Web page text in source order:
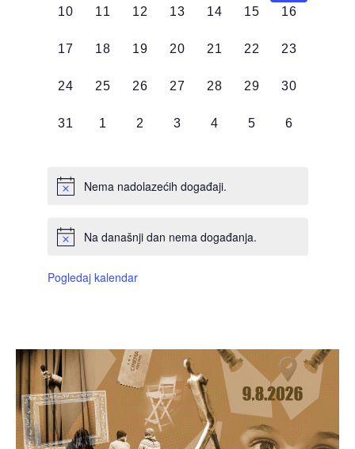
0
10
0
11
0
12
0
13
0
14
0
15
0
16
0
17
0
18
0
19
0
20
0
21
0
22
0
23
0
24
0
25
0
26
0
27
0
28
0
29
0
30
0
31
0
1
0
2
0
3
0
4
0
5
0
6
Nema nadolazećih događaji.
Na današnji dan nema događanja.
Pogledaj kalendar